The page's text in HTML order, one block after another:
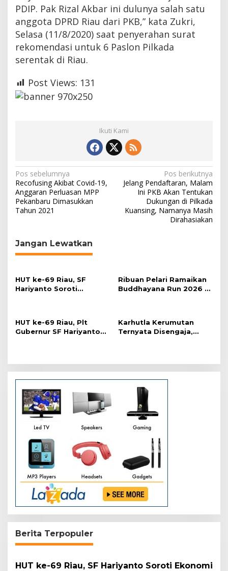
PDIP. Pak Rizal Akbar ini dulunya salah satu
anggota DPRD Riau dari PKB,” kata Zukri,
Selasa (11/8/2020) saat penyerahan surat
rekomendasi untuk 6 Paslon Pilkada
serentak di Riau.
Post Views: 131
Ikuti Kami
N
a
v
a
i
p
s
Pos sebelumnya
Recofusing Akibat Covid-19,
Anggaran Perluasan MPP
Pekanbaru Dimasukkan
Tahun 2021
Pos berikutnya
Jelang Pendaftaran, Malam
Ini PKB Akan Tentukan
Dukungan di Pilkada
Kuansing, Namanya Masih
Dirahasiakan
Jangan Lewatkan
HUT ke-69 Riau, SF
Hariyanto Soroti
Ribuan Pelari Ramaikan
Buddhayana Run 2026 di
HUT ke-69 Riau, Plt
Gubernur SF Hariyanto
Karhutla Kerumutan
Ternyata Disengaja,
Berita Terpopuler
HUT ke-69 Riau, SF Hariyanto Soroti Ekonomi